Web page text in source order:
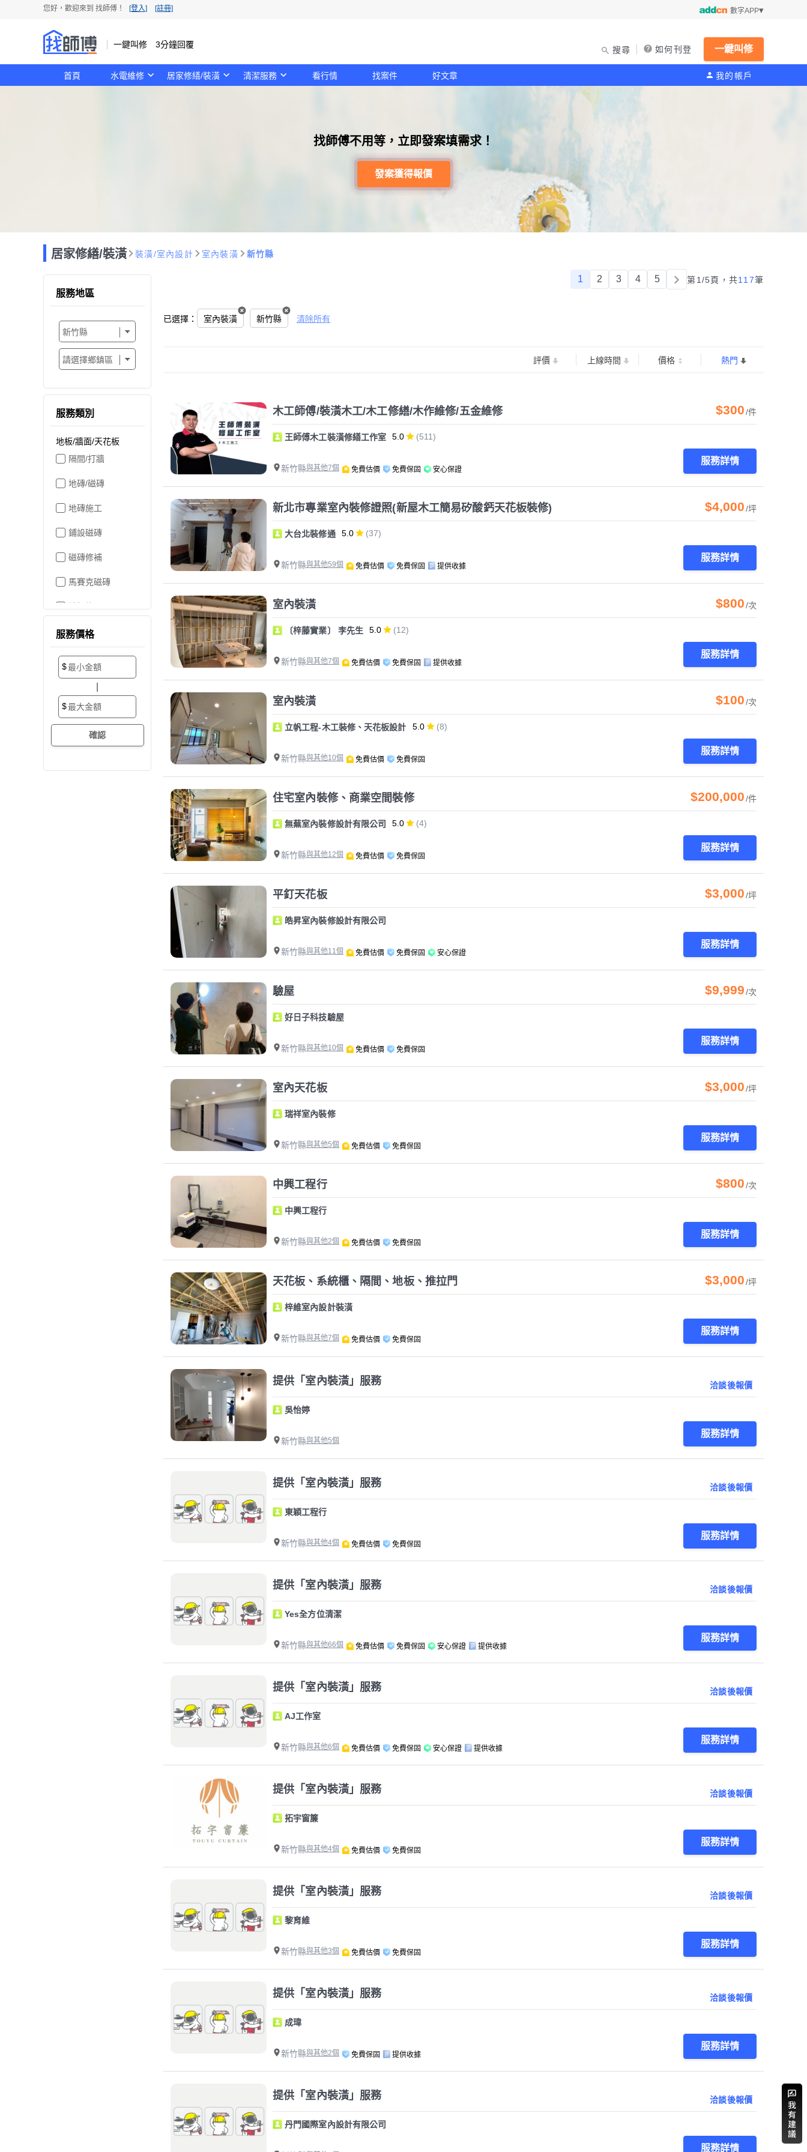
您好，歡迎來到 找師傅！ [登入] [註冊] 數字APP
一鍵叫修 3分鐘回覆
搜尋 如何刊登 一鍵叫修
首頁 水電維修 居家修繕/裝潢 清潔服務 看行情 找案件 好文章 我的帳戶
找師傅不用等，立即發案填需求！
發案獲得報價
居家修繕/裝潢 裝潢/室內設計 室內裝潢 新竹縣
1 2 3 4 5 第1/5頁， 共117筆
已選擇： 室內裝潢 新竹縣 清除所有
服務地區
服務類別
地板/牆面/天花板
隔間/打牆
地磚/磁磚
地磚施工
鋪設磁磚
磁磚修補
馬賽克磁磚
地板維修
地板拋光打蠟
地板防滑施工
塑膠地板工程
實木地板
服務價格
$
$
評價 上線時間 價格 熱門
木工師傅/裝潢木工/木工修繕/木作維修/五金維修 $300/件
王師傅木工裝潢修繕工作室 5.0 (511)
新竹縣與其他7個 免費估價 免費保固 安心保證
服務詳情
新北市專業室內裝修證照(新屋木工簡易矽酸鈣天花板裝修) $4,000/坪
大台北裝修通 5.0 (37)
新竹縣與其他59個 免費估價 免費保固 提供收據
服務詳情
室內裝潢 $800/次
〔梓藤實業〕 李先生 5.0 (12)
新竹縣與其他7個 免費估價 免費保固 提供收據
服務詳情
室內裝潢 $100/次
立帆工程-木工裝修、天花板設計 5.0 (8)
新竹縣與其他10個 免費估價 免費保固
服務詳情
住宅室內裝修、商業空間裝修 $200,000/件
無蕪室內裝修設計有限公司 5.0 (4)
新竹縣與其他12個 免費估價 免費保固
服務詳情
平釘天花板 $3,000/坪
皓昇室內裝修設計有限公司
新竹縣與其他11個 免費估價 免費保固 安心保證
服務詳情
驗屋 $9,999/次
好日子科技驗屋
新竹縣與其他10個 免費估價 免費保固
服務詳情
室內天花板 $3,000/坪
瑞祥室內裝修
新竹縣與其他5個 免費估價 免費保固
服務詳情
中興工程行 $800/次
中興工程行
新竹縣與其他2個 免費估價 免費保固
服務詳情
天花板、系統櫃、隔間、地板、推拉門 $3,000/坪
梓維室內設計裝潢
新竹縣與其他7個 免費估價 免費保固
服務詳情
提供「室內裝潢」服務 洽談後報價
吳怡婷
新竹縣與其他5個
服務詳情
提供「室內裝潢」服務 洽談後報價
東穎工程行
新竹縣與其他4個 免費估價 免費保固
服務詳情
提供「室內裝潢」服務 洽談後報價
Yes全方位清潔
新竹縣與其他66個 免費估價 免費保固 安心保證 提供收據
服務詳情
提供「室內裝潢」服務 洽談後報價
AJ工作室
新竹縣與其他6個 免費估價 免費保固 安心保證 提供收據
服務詳情
提供「室內裝潢」服務 洽談後報價
拓宇窗簾
新竹縣與其他4個 免費估價 免費保固
服務詳情
提供「室內裝潢」服務 洽談後報價
黎育維
新竹縣與其他3個 免費估價 免費保固
服務詳情
提供「室內裝潢」服務 洽談後報價
成瑋
新竹縣與其他2個 免費保固 提供收據
服務詳情
提供「室內裝潢」服務 洽談後報價
丹門國際室內設計有限公司
服務詳情